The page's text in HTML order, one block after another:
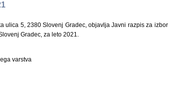
ulica 5, 2380 Slovenj Gradec, objavlja Javni razpis za izbor
Gradec, za leto 2021.
varstva